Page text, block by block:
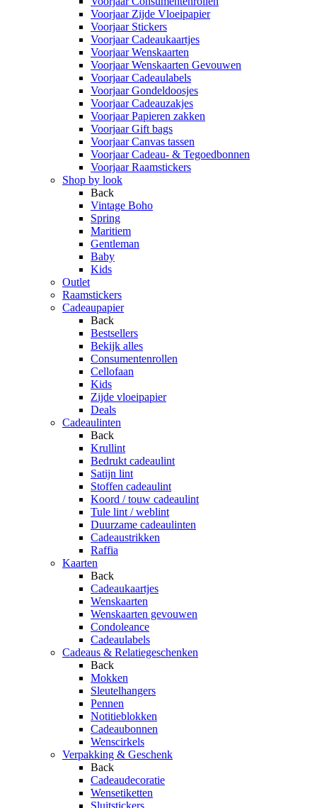
Voorjaar Zijde Vloeipapier
Voorjaar Stickers
Voorjaar Cadeaukaartjes
Voorjaar Wenskaarten
Voorjaar Wenskaarten Gevouwen
Voorjaar Cadeaulabels
Voorjaar Gondeldoosjes
Voorjaar Cadeauzakjes
Voorjaar Papieren zakken
Voorjaar Gift bags
Voorjaar Canvas tassen
Voorjaar Cadeau- & Tegoedbonnen
Voorjaar Raamstickers
Shop by look
Back
Vintage Boho
Spring
Maritiem
Gentleman
Baby
Kids
Outlet
Raamstickers
Cadeaupapier
Back
Bestsellers
Bekijk alles
Consumentenrollen
Cellofaan
Kids
Zijde vloeipapier
Deals
Cadeaulinten
Back
Krullint
Bedrukt cadeaulint
Satijn lint
Stoffen cadeaulint
Koord / touw cadeaulint
Tule lint / weblint
Duurzame cadeaulinten
Cadeaustrikken
Raffia
Kaarten
Back
Cadeaukaartjes
Wenskaarten
Wenskaarten gevouwen
Condoleance
Cadeaulabels
Cadeaus & Relatiegeschenken
Back
Mokken
Sleutelhangers
Pennen
Notitieblokken
Cadeaubonnen
Wenscirkels
Verpakking & Geschenk
Back
Cadeaudecoratie
Wensetiketten
Sluitstickers